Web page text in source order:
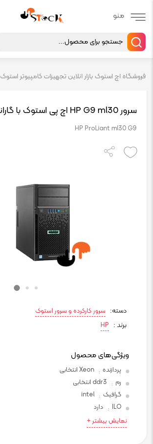
فروشگاه اچ استوک بازار انلاین تجهیزات کامپیوتر استوک
سرور HP G9 ml30 اچ پی استوک با گارانتی
HP ProLiant ml30 G9
دسته: سرور کارکرده و سرور استوک
برند : HP
ویژگی‌های محصول
پردازنده :
Xeon انتخابی
رم :
ddr3 انتخابی
گرافیک :
intel
ILO
:
دارد
نمایش بیشتر +